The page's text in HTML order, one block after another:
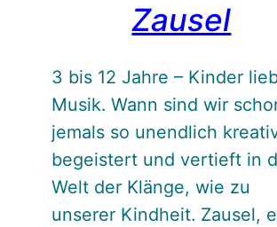
Zausel
3 bis 12 Jahre – Kinder
Musik. Wann sind wir
jemals so unendlich
begeistert und vertieft in
Welt der Klänge, wie zu
unserer Kindheit. Zausel,